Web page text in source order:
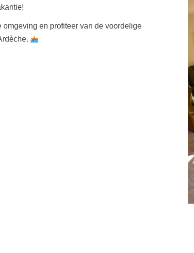
omgeving en profiteer van de voordelige